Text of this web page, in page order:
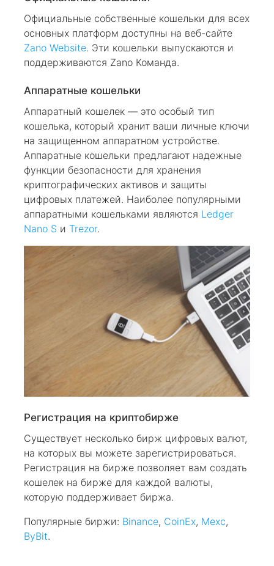
Официальные собственные кошельки для всех
основных платформ доступны на веб-сайте
Zano Website. Эти кошельки выпускаются и
поддерживаются Zano Команда.
Аппаратные кошельки
Аппаратный кошелек — это особый тип
кошелька, который хранит ваши личные ключи
на защищенном аппаратном устройстве.
Аппаратные кошельки предлагают надежные
функции безопасности для хранения
криптографических активов и защиты
цифровых платежей. Наиболее популярными
аппаратными кошельками являются Ledger
Nano S и Trezor.
Регистрация на криптобирже
Существует несколько бирж цифровых валют,
на которых вы можете зарегистрироваться.
Регистрация на бирже позволяет вам создать
кошелек на бирже для каждой валюты,
которую поддерживает биржа.
Популярные биржи: Binance, CoinEx, Mexc,
ByBit.